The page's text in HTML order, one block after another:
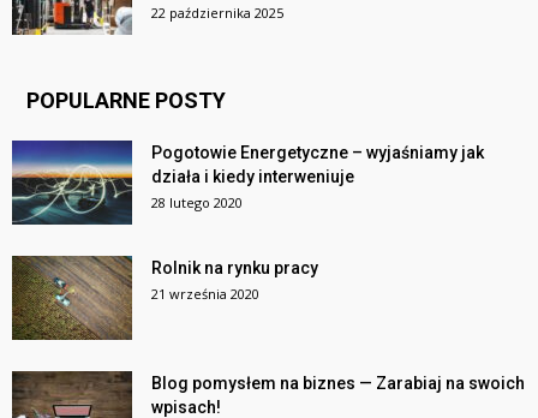
22 października 2025
POPULARNE POSTY
Pogotowie Energetyczne – wyjaśniamy jak
działa i kiedy interweniuje
28 lutego 2020
Rolnik na rynku pracy
21 września 2020
Blog pomysłem na biznes — Zarabiaj na swoich
wpisach!